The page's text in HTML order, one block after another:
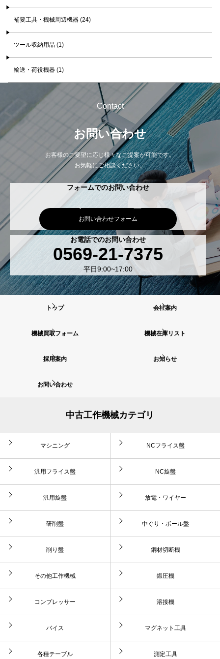
補要工具・機械周辺機器 (24)
ツール収納用品 (1)
輸送・荷役機器 (1)
Contact
お問い合わせ
お客様のご要望に応じ様々なご提案が可能です。
お気軽にご相談ください。
フォームでのお問い合わせ
お問い合わせフォーム
お電話でのお問い合わせ
0569-21-7375
平日9:00~17:00
トップ 会社案内
機械買取フォーム 機械在庫リスト
採用案内 お知らせ
お問い合わせ
中古工作機械カテゴリ
マシニング NCフライス盤
汎用フライス盤 NC旋盤
汎用旋盤 放電・ワイヤー
研削盤 中ぐり・ボール盤
削り盤 鋼材切断機
その他工作機械 鍛圧機
コンプレッサー 溶接機
バイス マグネット工具
各種テーブル 測定工具